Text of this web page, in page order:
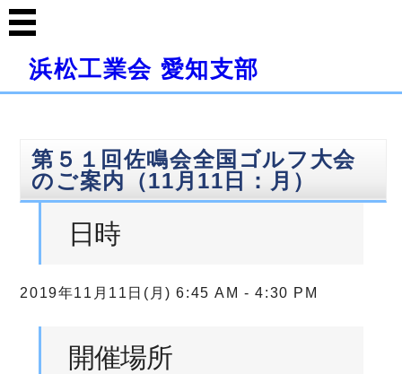
浜松工業会 愛知支部
第５１回佐鳴会全国ゴルフ大会
のご案内（11月11日：月）
日時
2019年11月11日(月) 6:45 AM - 4:30 PM
開催場所